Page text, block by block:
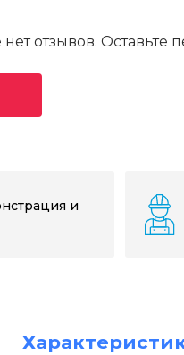
отзывов. Оставьте
и